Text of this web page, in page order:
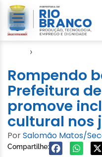
›
Rompendo
Prefeitura
promove
cultural nos
PorSalomão Matos/
Compartilhe: